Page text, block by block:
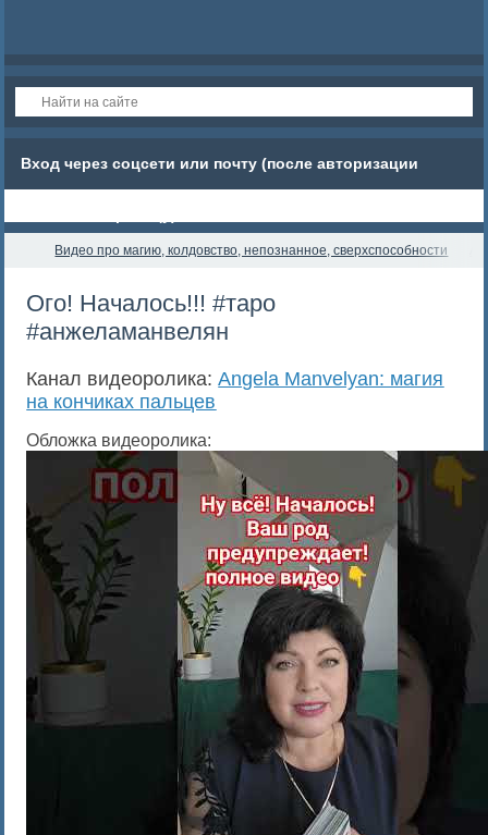
Вход через соцсети или почту (после авторизации
Видео про магию, колдовство, непознанное, сверхспособности
Ого! Началось!!! #таро
#анжеламанвелян
Канал видеоролика:Angela Manvelyan: магия
на кончиках пальцев
Обложка видеоролика: